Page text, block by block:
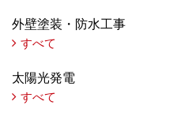
外壁塗装・防水工事
すべて
太陽光発電
すべて